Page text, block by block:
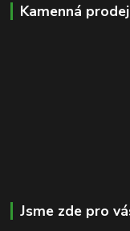
Kamenná
Jsme zde pro